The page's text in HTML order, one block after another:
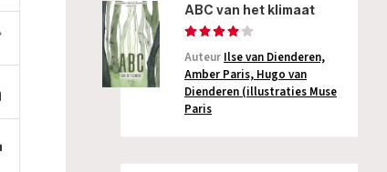
ABC van het klimaat
Auteur Ilse van Dienderen,
Amber Paris, Hugo van
Dienderen (illustraties Muse
Paris